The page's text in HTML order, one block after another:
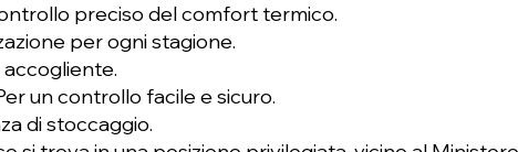
preciso del comfort termico.
per ogni stagione.
un controllo facile e sicuro.
di stoccaggio.